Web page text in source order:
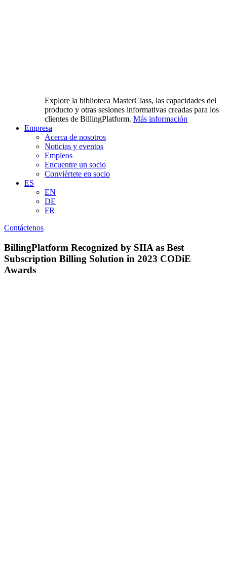
Explore la biblioteca MasterClass, las capacidades del
producto y otras sesiones informativas creadas para los
clientes de BillingPlatform. Más información
Empresa
Acerca de nosotros
Noticias y eventos
Empleos
Encuentre un socio
Conviértete en socio
ES
EN
DE
FR
Contáctenos
BillingPlatform Recognized by SIIA as Best
Subscription Billing Solution in 2023 CODiE
Awards